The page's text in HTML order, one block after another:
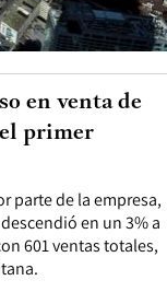
parte de la empresa,
en un 3% a
601 ventas totales,
en venta de
primer